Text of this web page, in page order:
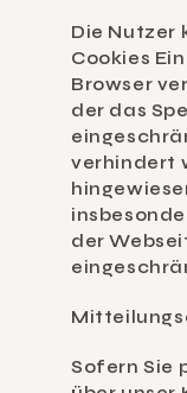
Die Nutzer
Cookies
Browser
der das
verhindert
der
Sofern Sie